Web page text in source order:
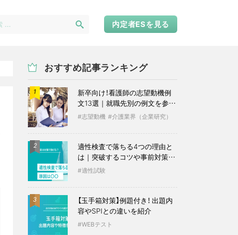
内定者ESを見る
おすすめ記事ランキング
1
新卒向け！看護師の志望動機例
文13選｜就職先別の例文を参考
に志望動機 介護業界（企業研究）
2
適性検査で落ちる4つの理由と
は｜突破するコツや事前対策も
紹介
適性試験
3
【玉手箱対策】例題付き！ 出題内
容やSPIとの違いを紹介
WEBテスト